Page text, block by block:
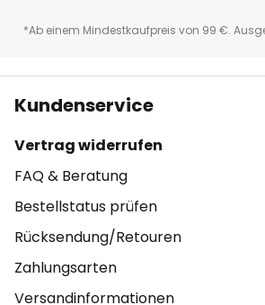
*Ab einem Mindestkaufpreis von 99 €.
Kundenservice
Vertrag widerrufen
FAQ & Beratung
Bestellstatus prüfen
Rücksendung/Retouren
Zahlungsarten
Versandinformationen